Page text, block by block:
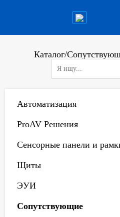
Каталог/
Автоматизация
ProAV Решения
Сенсорные панели и
Щиты
ЭУИ
Сопутствующие